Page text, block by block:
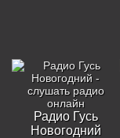
Радио Гусь
Новогодний